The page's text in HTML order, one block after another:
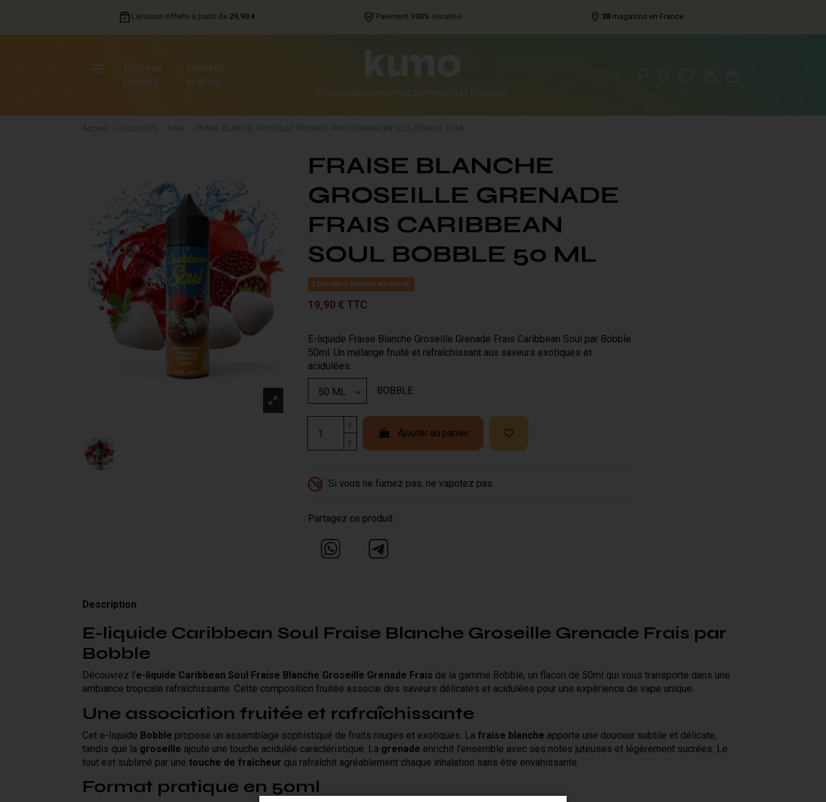
Livraison offerte à partir de 29,90 € Paiement 100% sécurisé 38 magasins en France.
Tous nos
produits
Conseils
et actus
E-LIQUIDESE-CIGARETTES ÉQUIPEMENTS ET PIÈCES CBD
FRAISE BLANCHE
GROSEILLE GRENADE
FRAIS CARIBBEAN
SOUL BOBBLE 50 ML
Derniers articles en stock
19,90 € TTC
E-liquide Fraise Blanche Groseille Grenade Frais Caribbean Soul par Bobble
50ml. Un mélange fruité et rafraîchissant aux saveurs exotiques et
acidulées.
BOBBLE
Ajouter au panier
-18 Si vous ne fumez pas, ne vapotez pas.
Partagez ce produit :
Description
E-liquide Caribbean Soul Fraise Blanche Groseille Grenade Frais par
Bobble
Découvrez l'e-liquide Caribbean Soul Fraise Blanche Groseille Grenade Frais de la gamme Bobble, un flacon de 50ml qui vous transporte dans une
ambiance tropicale rafraîchissante. Cette composition fruitée associe des saveurs délicates et acidulées pour une expérience de vape unique.
Une association fruitée et rafraîchissante
Cet e-liquide Bobble propose un assemblage sophistiqué de fruits rouges et exotiques. La fraise blanche apporte une douceur subtile et délicate,
tandis que la groseille ajoute une touche acidulée caractéristique. La grenade enrichit l'ensemble avec ses notes juteuses et légèrement sucrées. Le
tout est sublimé par une touche de fraîcheur qui rafraîchit agréablement chaque inhalation sans être envahissante.
Format pratique en 50ml